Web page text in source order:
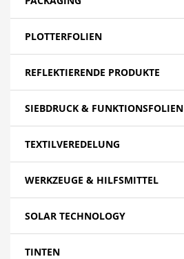
PLOTTERFOLIEN
REFLEKTIERENDE PRODUKTE
SIEBDRUCK & FUNKTIONSFOLIEN
TEXTILVEREDELUNG
WERKZEUGE & HILFSMITTEL
SOLAR TECHNOLOGY
TINTEN